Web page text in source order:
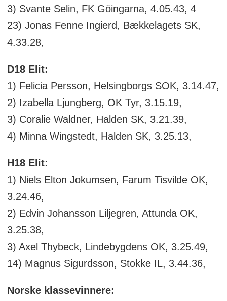
3) Svante Selin, FK Göingarna, 4.05.43, 4
23) Jonas Fenne Ingierd, Bækkelagets SK,
4.33.28,
D18 Elit:
1) Felicia Persson, Helsingborgs SOK, 3.14.47,
2) Izabella Ljungberg, OK Tyr, 3.15.19,
3) Coralie Waldner, Halden SK, 3.21.39,
4) Minna Wingstedt, Halden SK, 3.25.13,
H18 Elit:
1) Niels Elton Jokumsen, Farum Tisvilde OK,
3.24.46,
2) Edvin Johansson Liljegren, Attunda OK,
3.25.38,
3) Axel Thybeck, Lindebygdens OK, 3.25.49,
14) Magnus Sigurdsson, Stokke IL, 3.44.36,
Norske klassevinnere: